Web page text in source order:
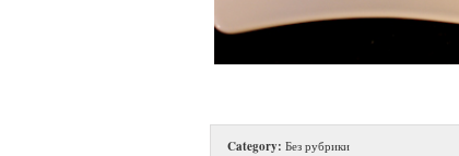
Category: Без рубрики